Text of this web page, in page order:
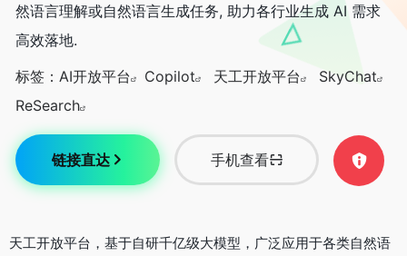
然语言理解或自然语言生成任务, 助力各行业生成 AI 需求
高效落地.
标签： AI开放平台 Copilot 天工开放平台
SkyChat
ReSearch
链接直达 手机查看
天工开放平台，基于自研千亿级大模型，广泛应用于各类自然语